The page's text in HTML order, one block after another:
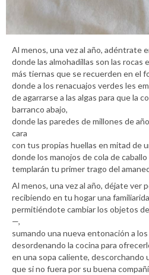
Al menos, una vez al año, adéntrate
donde las almohadillas son las rocas
más tiernas que se recuerden en el
donde a los renacuajos verdes les
de agarrarse a las algas para que la
barranco abajo,
donde las paredes de millones de
cara
con tus propias huellas en mitad de
donde los manojos de cola de caballo
templarán tu primer trago del
Al menos, una vez al año, déjate ver
recibiendo en tu hogar una
permitiéndote cambiar los objetos
—,
sumando una nueva entonación a
desordenando la cocina para
en una sopa caliente, descorchando
que si no fuera por su buena